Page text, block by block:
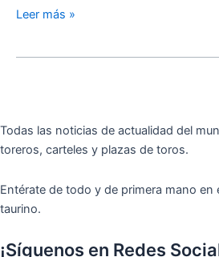
San
Leer más »
Todas las noticias de actualidad del
toreros, carteles y plazas de toros.
Entérate de todo y de primera mano en
taurino.
¡Síguenos en Redes